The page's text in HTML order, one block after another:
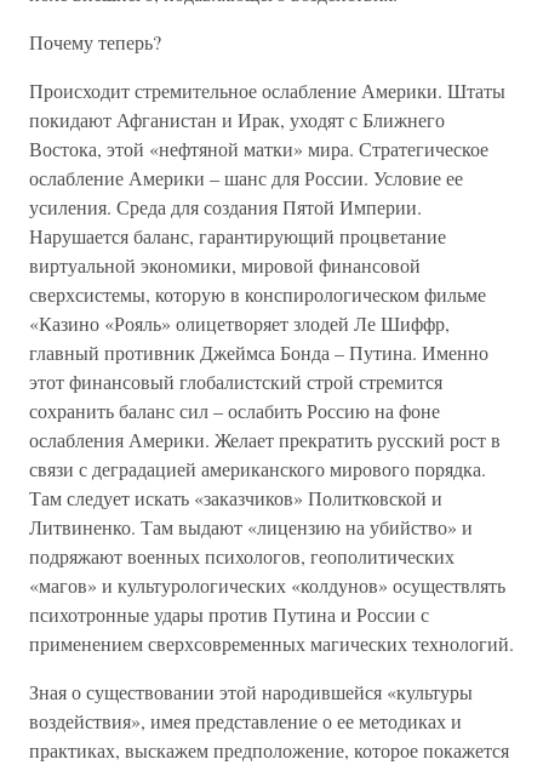
Почему теперь?
Происходит стремительное ослабление Америки. Штаты
покидают Афганистан и Ирак, уходят с Ближнего
Востока, этой «нефтяной матки» мира. Стратегическое
ослабление Америки – шанс для России. Условие ее
усиления. Среда для создания Пятой Империи.
Нарушается баланс, гарантирующий процветание
виртуальной экономики, мировой финансовой
сверхсистемы, которую в конспирологическом фильме
«Казино «Рояль» олицетворяет злодей Ле Шиффр,
главный противник Джеймса Бонда – Путина. Именно
этот финансовый глобалистский строй стремится
сохранить баланс сил – ослабить Россию на фоне
ослабления Америки. Желает прекратить русский рост в
связи с деградацией американского мирового порядка.
Там следует искать «заказчиков» Политковской и
Литвиненко. Там выдают «лицензию на убийство» и
подряжают военных психологов, геополитических
«магов» и культурологических «колдунов» осуществлять
психотронные удары против Путина и России с
применением сверхсовременных магических технологий.
Зная о существовании этой народившейся «культуры
воздействия», имея представление о ее методиках и
практиках, выскажем предположение, которое покажется